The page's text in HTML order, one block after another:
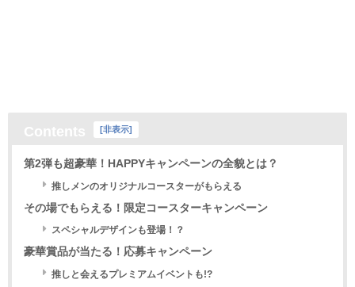
非表示
第2弾も超豪華！HAPPYキャンペーンの全貌とは？
推しメンのオリジナルコースターがもらえる
その場でもらえる！限定コースターキャンペーン
スペシャルデザインも登場！？
豪華賞品が当たる！応募キャンペーン
推しと会えるプレミアムイベントも!?